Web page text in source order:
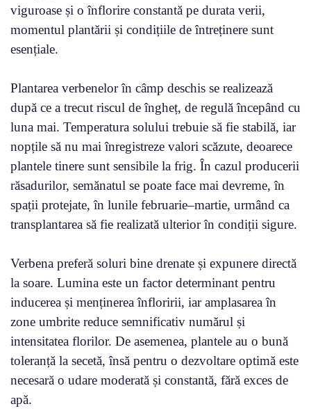
viguroase și o înflorire constantă pe durata verii,
momentul plantării și condițiile de întreținere sunt
esențiale.
Plantarea verbenelor în câmp deschis se realizează
după ce a trecut riscul de îngheț, de regulă începând cu
luna mai. Temperatura solului trebuie să fie stabilă, iar
nopțile să nu mai înregistreze valori scăzute, deoarece
plantele tinere sunt sensibile la frig. În cazul producerii
răsadurilor, semănatul se poate face mai devreme, în
spații protejate, în lunile februarie–martie, urmând ca
transplantarea să fie realizată ulterior în condiții sigure.
Verbena preferă soluri bine drenate și expunere directă
la soare. Lumina este un factor determinant pentru
inducerea și menținerea înfloririi, iar amplasarea în
zone umbrite reduce semnificativ numărul și
intensitatea florilor. De asemenea, plantele au o bună
toleranță la secetă, însă pentru o dezvoltare optimă este
necesară o udare moderată și constantă, fără exces de
apă.